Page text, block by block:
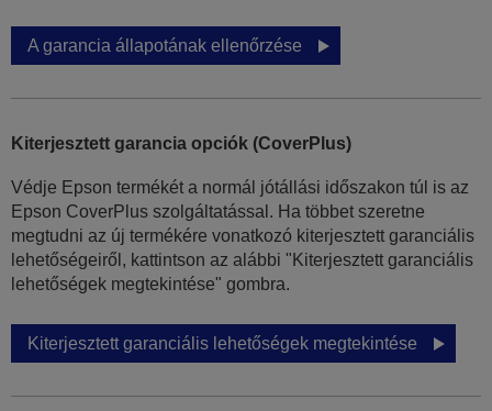
A garancia állapotának ellenőrzése
Kiterjesztett garancia opciók (CoverPlus)
Védje Epson termékét a normál jótállási időszakon túl is az
Epson CoverPlus szolgáltatással. Ha többet szeretne
megtudni az új termékére vonatkozó kiterjesztett garanciális
lehetőségeiről, kattintson az alábbi "Kiterjesztett garanciális
lehetőségek megtekintése" gombra.
Kiterjesztett garanciális lehetőségek megtekintése